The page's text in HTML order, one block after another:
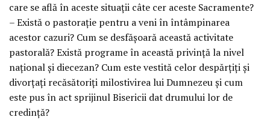
care se află în aceste situaţii câte cer aceste Sacramente?
– Există o pastoraţie pentru a veni în întâmpinarea
acestor cazuri? Cum se desfăşoară această activitate
pastorală? Există programe în această privinţă la nivel
naţional şi diecezan? Cum este vestită celor despărţiţi şi
divorţaţi recăsătoriţi milostivirea lui Dumnezeu şi cum
este pus în act sprijinul Bisericii dat drumului lor de
credinţă?